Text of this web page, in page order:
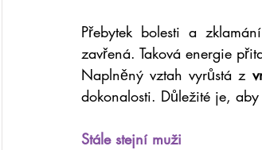
Přebytek bolesti a
zavřená. Taková energie
Naplněný vztah vyrůstá z
dokonalosti. Důležité je,
Stále stejní muži